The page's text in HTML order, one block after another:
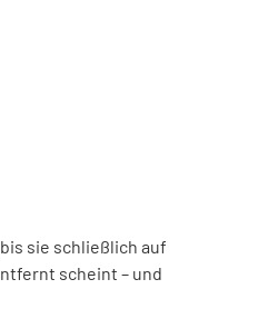
sie schließlich auf
scheint – und